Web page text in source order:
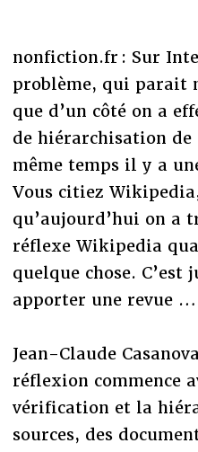
nonfiction.fr : Sur
problème, qui parait
que d’un côté on a
de hiérarchisation
même temps il y a
Vous citiez
qu’aujourd’hui on a
réflexe Wikipedia
quelque chose. C’est
apporter une revue …
Jean-Claude
réflexion commence
vérification et la
sources, des